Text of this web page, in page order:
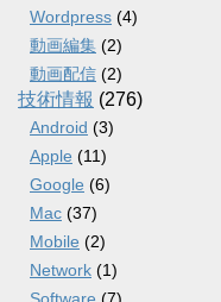
Wordpress (4)
動画編集 (2)
動画配信 (2)
技術情報 (276)
Android (3)
Apple (11)
Google (6)
Mac (37)
Mobile (2)
Network (1)